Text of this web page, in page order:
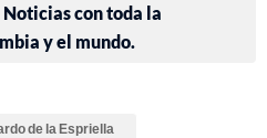
con toda la
y el mundo.
de la Espriella